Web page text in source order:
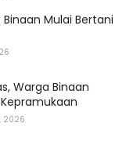
Binaan Mulai Bertani
Warga Binaan
2026